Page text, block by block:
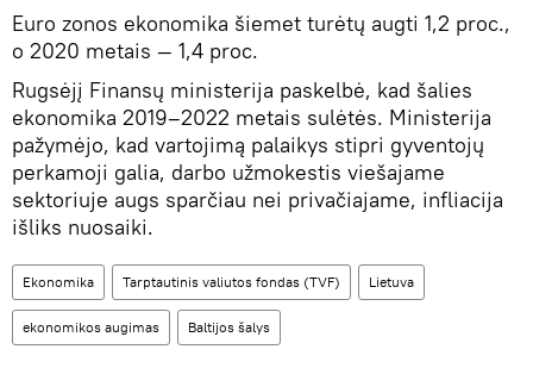
Euro zonos ekonomika šiemet turėtų augti 1,2 proc.,
o 2020 metais — 1,4 proc.
Rugsėjį Finansų ministerija paskelbė, kad šalies
ekonomika 2019–2022 metais sulėtės. Ministerija
pažymėjo, kad vartojimą palaikys stipri gyventojų
perkamoji galia, darbo užmokestis viešajame
sektoriuje augs sparčiau nei privačiajame, infliacija
išliks nuosaiki.
Ekonomika Tarptautinis valiutos fondas (TVF) Lietuva
ekonomikos augimas Baltijos šalys